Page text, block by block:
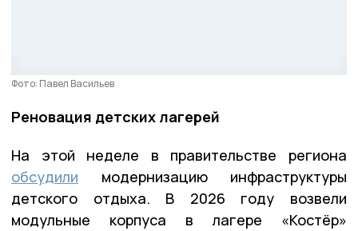
Фото: Павел Васильев
Реновация детских лагерей
На этой неделе в правительстве региона
обсудили модернизацию инфраструктуры
детского отдыха. В 2026 году возвели
модульные корпуса в лагере «Костёр»